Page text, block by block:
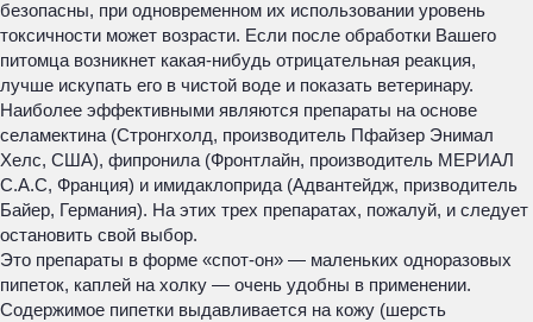
безопасны, при одновременном их использовании уровень
токсичности может возрасти. Если после обработки Вашего
питомца возникнет какая-нибудь отрицательная реакция,
лучше искупать его в чистой воде и показать ветеринару.
Наиболее эффективными являются препараты на основе
селамектина (Стронгхолд, производитель Пфайзер Энимал
Хелс, США), фипронила (Фронтлайн, производитель МЕРИАЛ
С.А.С, Франция) и имидаклоприда (Адвантейдж, призводитель
Байер, Германия). На этих трех препаратах, пожалуй, и следует
остановить свой выбор.
Это препараты в форме «спот-он» — маленьких одноразовых
пипеток, каплей на холку — очень удобны в применении.
Содержимое пипетки выдавливается на кожу (шерсть